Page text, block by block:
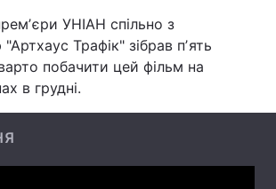
УНІАН спільно з
Трафік" зібрав пʼять
побачити цей фільм на
в грудні.